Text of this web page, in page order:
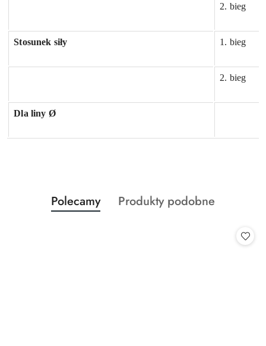
2. bieg
Stosunek siły 1. bieg
2. bieg
Dla liny Ø
Pomiń karuzelę produktów
Produkty
o
Polecamy
Produkty
Produkty podobne